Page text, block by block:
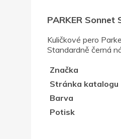
PARKER Sonnet
Kuličkové pero
Standardně černá
Značka
Stránka katalogu
Barva
Potisk